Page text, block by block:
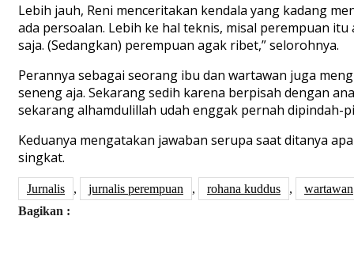
Lebih jauh, Reni menceritakan kendala yang kadang
ada persoalan. Lebih ke hal teknis, misal perempuan
saja. (Sedangkan) perempuan agak ribet,” selorohnya.
Perannya sebagai seorang ibu dan wartawan juga
seneng aja. Sekarang sedih karena berpisah dengan
sekarang alhamdulillah udah enggak pernah dipindah-
Keduanya mengatakan jawaban serupa saat ditanya
singkat.
Jurnalis , jurnalis perempuan , rohana kuddus ,
wartawan
Bagikan :